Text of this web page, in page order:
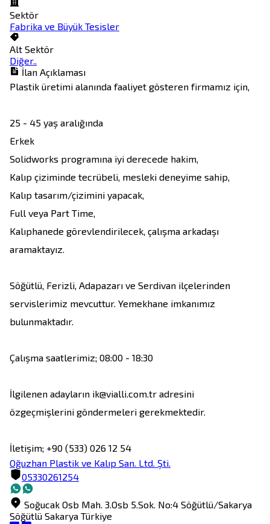
Sektör
Fabrika ve Büyük Tesisler
Alt Sektör
Diğer..
İlan Açıklaması
Plastik üretimi alanında faaliyet gösteren firmamız için,
25 - 45 yaş aralığında
Erkek
Solidworks programına iyi derecede hakim,
Kalıp çiziminde tecrübeli, mesleki deneyime sahip,
Kalıp tasarım/çizimini yapacak,
Full veya Part Time,
Kalıphanede görevlendirilecek, çalışma arkadaşı
aramaktayız.
Söğütlü, Ferizli, Adapazarı ve Serdivan ilçelerinden
servislerimiz mevcuttur. Yemekhane imkanımız
bulunmaktadır.
Çalışma saatlerimiz; 08:00 - 18:30
İlgilenen adayların ik@vialli.com.tr adresini
özgeçmişlerini göndermeleri gerekmektedir.
İletişim; +90 (533) 026 12 54
Oğuzhan Plastik ve Kalıp San. Ltd. Şti.
05330261254
Soğucak Osb Mah. 3.Osb 5.Sok. No:4 Söğütlü/Sakarya
Söğütlü Sakarya Türkiye